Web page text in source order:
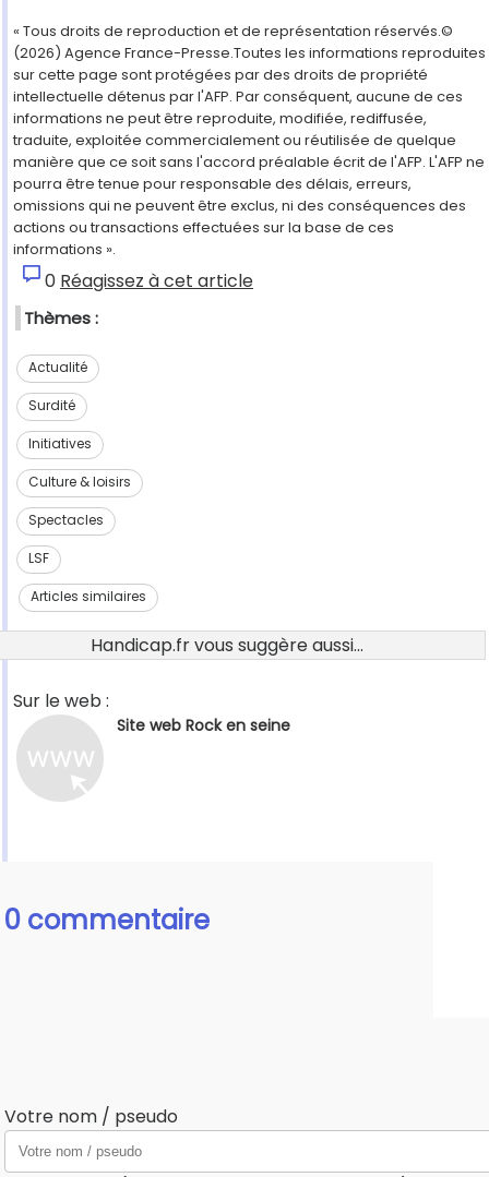
« Tous droits de reproduction et de représentation réservés.©
(2026) Agence France-Presse.Toutes les informations reproduites
sur cette page sont protégées par des droits de propriété
intellectuelle détenus par l'AFP. Par conséquent, aucune de ces
informations ne peut être reproduite, modifiée, rediffusée,
traduite, exploitée commercialement ou réutilisée de quelque
manière que ce soit sans l'accord préalable écrit de l'AFP. L'AFP ne
pourra être tenue pour responsable des délais, erreurs,
omissions qui ne peuvent être exclus, ni des conséquences des
actions ou transactions effectuées sur la base de ces
informations ».
0 Réagissez à cet article
Thèmes :
Actualité
Surdité
Initiatives
Culture & loisirs
Spectacles
LSF
Articles similaires
Handicap.fr vous suggère aussi...
Sur le web :
Site web Rock en seine
0 commentaire
Votre nom / pseudo